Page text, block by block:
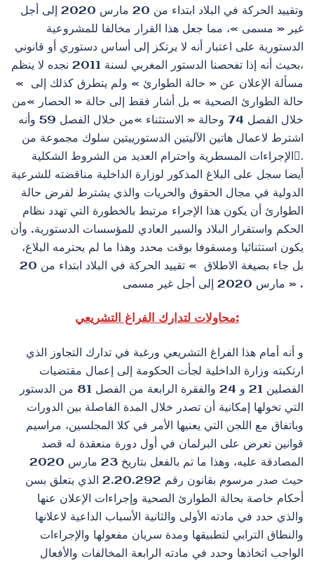
وتقييد الحركة في البلاد ابتداء من 20 مارس 2020 إلى أجل
غير « مسمى »، مما جعل هذا القرار مخالفا للمشروعية
الدستورية على اعتبار أنه لا يرتكز إلى أساس دستوري أو قانوني
،بحيث أنه إذا تفحصنا الدستور المغربي لسنة 2011 نجده لا ينظم
مسألة الإعلان عن « حالة الطوارئ » ولم يتطرق كذلك إلى »
حالة الطوارئ الصحية » بل أشار فقط إلى حالة « الحصار »من
خلال الفصل 74 وحالة « الاستثناء »من خلال الفصل 59 وأنه
اشترط لاعمال هاتين الآليتين الدستورييتين سلوك مجموعة من
الإجراءات المسطرية واحترام العديد من الشروط الشكلية.ْ
أيضا سجل على البلاغ المذكور لوزارة الداخلية مناقضته للشرعية
الدولية في مجال الحقوق والحريات والذي يشترط لفرض حالة
الطوارئ أن يكون هذا الإجراء مرتبط بالخطورة التي تهدد نظام
الحكم واستقرار البلاد والسير العادي للمؤسسات الدستورية. وأن
يكون استثنائيا ومسقوفا بوقت محدد وهذا ما لم يحترمه البلاغ،
بل جاء بصيغة الاطلاق » تقييد الحركة في البلاد ابتداء من 20
مارس 2020 إلى أجل غير مسمى » .
محاولات لتدارك الفراغ التشريعي:
و أنه أمام هذا الفراغ التشريعي ورغبة في تدارك التجاوز الذي
ارتكبته وزارة الداخلية لجأت الحكومة إلى إعمال مقتضيات
الفصلين 21 و 24 والفقرة الرابعة من الفصل 81 من الدستور
التي تخولها إمكانية أن تصدر خلال المدة الفاصلة بين الدورات
وباتفاق مع اللجن التي يعنيها الأمر في كلا المجلسين، مراسيم
قوانين تعرض على البرلمان في أول دورة منعقدة له قصد
المصادقة عليه، وهذا ما تم بالفعل بتاريخ 23 مارس 2020
حيث صدر مرسوم بقانون رقم 2.20.292 الذي يتعلق بسن
أحكام خاصة بحالة الطوارئ الصحية وإجراءات الإعلان عنها
والذي حدد في مادته الأولى والثانية الأسباب الداعية لاعلانها
والنطاق الترابي لتطبيقها ومدة سريان مفعولها والإجراءات
الواجب اتخاذها وحدد في مادته الرابعة المخالفات والأفعال